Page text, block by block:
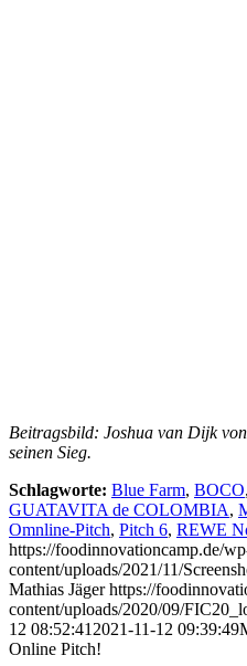
Beitragsbild: Joshua van Dijk
seinen Sieg.
Schlagworte: Blue Farm, BOCO,
GUATAVITA de COLOMBIA,
Omnline-Pitch, Pitch 6, REWE
https://foodinnovationcamp.de/
content/uploads/2021/11/
Mathias Jäger https://
content/uploads/2020/09/
12 08:52:41 2021-11-12 09:39:49
Online Pitch!